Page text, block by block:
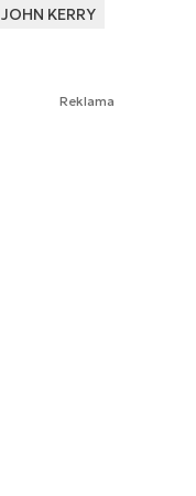
JOHN KERRY
Reklama